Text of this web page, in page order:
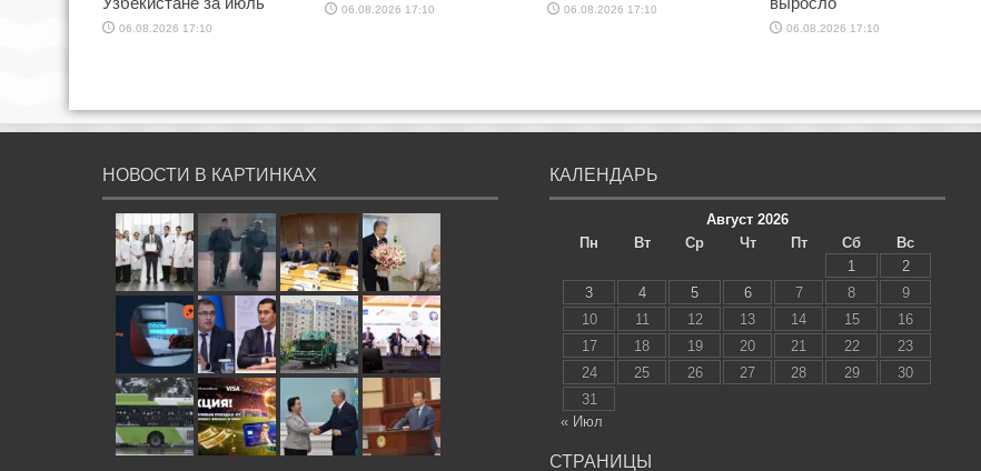
06.08.2026 17:10
06.08.2026 17:10 06.08.2026 17:10
06.08.2026 17:10
НОВОСТИ В КАРТИНКАХ КАЛЕНДАРЬ
Август 2026
Пн
Вт Ср Чт Пт Сб
Вс
1
2
3
4 5 6 7 8
9
10
11 12 13 14 15
16
17
18 19 20 21 22
23
24
25 26 27 28 29
30
31
« Июл
СТРАНИЦЫ